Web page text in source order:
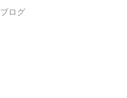
ブログ